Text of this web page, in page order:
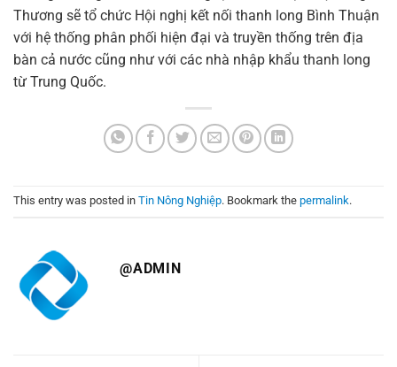
Thương sẽ tổ chức Hội nghị kết nối thanh long Bình Thuận
với hệ thống phân phối hiện đại và truyền thống trên địa
bàn cả nước cũng như với các nhà nhập khẩu thanh long
từ Trung Quốc.
This entry was posted in Tin Nông Nghiệp. Bookmark the permalink.
@ADMIN